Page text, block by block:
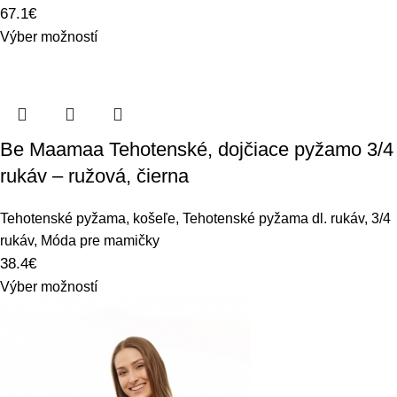
67.1€
Výber možností
Be Maamaa Tehotenské, dojčiace pyžamo 3/4
rukáv – ružová, čierna
Tehotenské pyžama, košeľe, Tehotenské pyžama dl. rukáv, 3/4
rukáv, Móda pre mamičky
38.4€
Výber možností